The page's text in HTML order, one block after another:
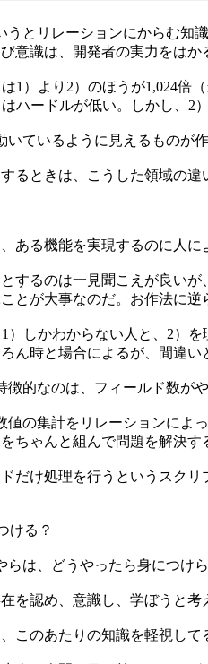
とリレーションにからむ知
意識は、開発者の実力をはか
1）より2）のほうが1,024
ハードルが低い。しかし、2
ているように見えるものが
るときは、こうした領域の違
ある機能を実現するのに人に
するのは一見聞こえが良い
とが大事なのだ。お作法に
）しかわからない人と、2）
ん時と場合によるが、間違い
的なのは、フィールド数が
の集計をリレーションに
ちゃんと組んで問題を解決す
だけ処理を行うというスク
ける？
は、どうやったら身につけ
を認め、意識し、学ぼうと考
このあたりの知識を軽視し